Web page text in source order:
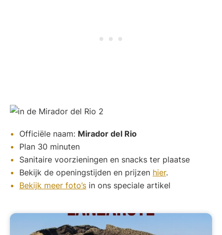
Officiële naam: Mirador del Rio
Plan 30 minuten
Sanitaire voorzieningen en snacks ter plaatse
Bekijk de openingstijden en prijzen hier.
Bekijk meer foto’s in ons speciale artikel